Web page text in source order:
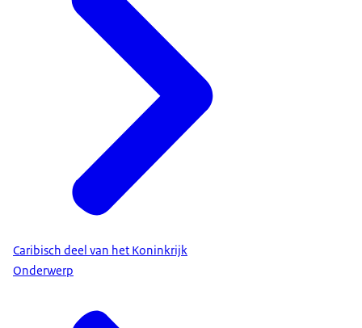
Caribisch deel van het Koninkrijk
Onderwerp